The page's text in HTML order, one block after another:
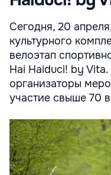
Сегодня, 20
культурного
велоэтап
Hai Haiduci! by
организаторы
участие свыше 70